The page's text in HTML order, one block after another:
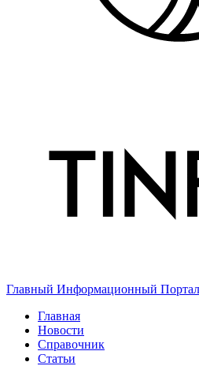
Главный Информационный Портал
Главная
Новости
Справочник
Статьи